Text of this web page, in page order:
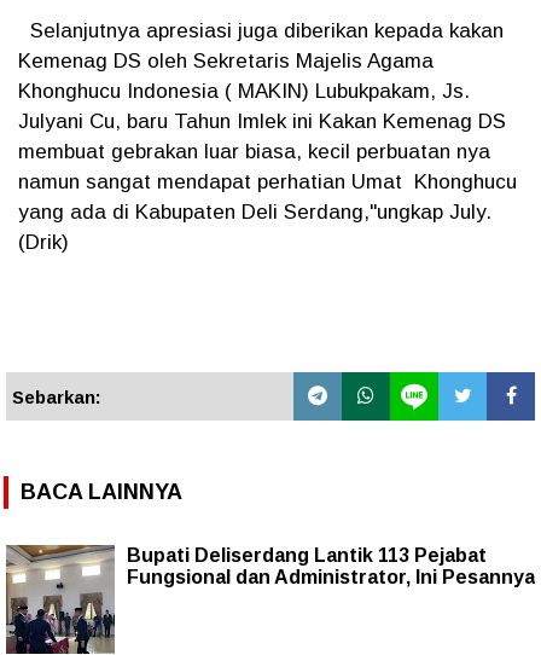
Selanjutnya apresiasi juga diberikan kepada kakan
Kemenag DS oleh Sekretaris Majelis Agama
Khonghucu Indonesia ( MAKIN) Lubukpakam, Js.
Julyani Cu, baru Tahun Imlek ini Kakan Kemenag DS
membuat gebrakan luar biasa, kecil perbuatan nya
namun sangat mendapat perhatian Umat Khonghucu
yang ada di Kabupaten Deli Serdang,"ungkap July.
(Drik)
Sebarkan:
BACA LAINNYA
Bupati Deliserdang Lantik 113 Pejabat
Fungsional dan Administrator, Ini Pesannya